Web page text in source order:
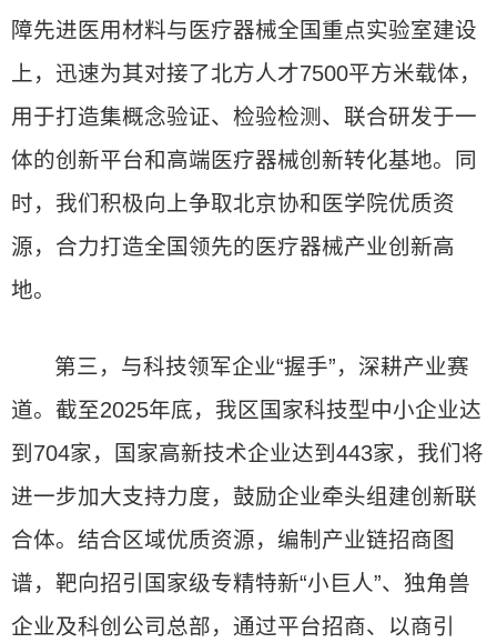
障先进医用材料与医疗器械全国重点实验室建设
上，迅速为其对接了北方人才7500平方米载体，
用于打造集概念验证、检验检测、联合研发于一
体的创新平台和高端医疗器械创新转化基地。同
时，我们积极向上争取北京协和医学院优质资
源，合力打造全国领先的医疗器械产业创新高
地。
第三，与科技领军企业“握手”，深耕产业赛
道。截至2025年底，我区国家科技型中小企业达
到704家，国家高新技术企业达到443家，我们将
进一步加大支持力度，鼓励企业牵头组建创新联
合体。结合区域优质资源，编制产业链招商图
谱，靶向招引国家级专精特新“小巨人”、独角兽
企业及科创公司总部，通过平台招商、以商引